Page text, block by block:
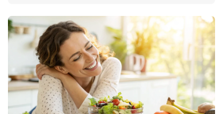
профилактики хронических состояний,
поддержки гормонального равновесия,
восстановления после нагрузок и болезней, а
также повышения общего качества жизни. Людей
меньше интересуют шаблонные диеты — они ищ...